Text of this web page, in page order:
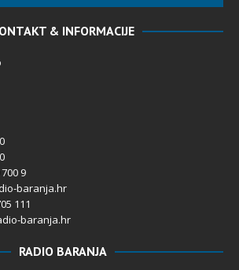
& INFORMACIJE
9
baranja.hr
111
baranja.hr
RADIO BARANJA